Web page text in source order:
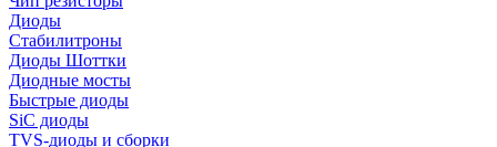
Диоды
Стабилитроны
Диоды Шоттки
Диодные мосты
Быстрые диоды
SiC диоды
TVS-диоды и сборки